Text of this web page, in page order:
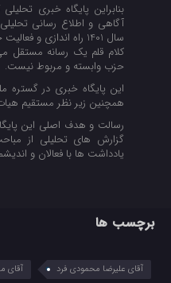
بنابراین پایگاه خبری
آگاهی و اطلاع رسانی
سال 1401 راه اندازی
کلام قلم یک رسانه مستقل
حزب وابسته و مربوط نیست.
این پایگاه خبری در گستره
همچنین زیر نظر مستقیم
رسالت و هدف اصلی این
گزارش های تحلیلی از
یادداشت ها با فعالان و
برچسب ها
آقای علیرضا محمودی فرد آقای